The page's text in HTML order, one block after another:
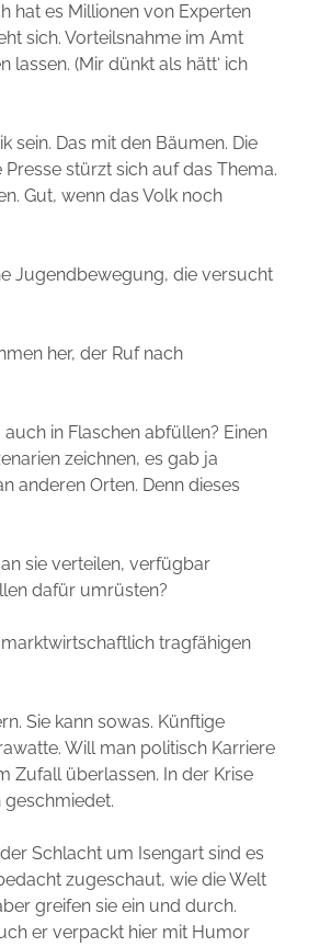
hat es Millionen von Experten
sich. Vorteilsnahme im Amt
(Mir dünkt als hätt‘ ich
sein. Das mit den Bäumen. Die
stürzt sich auf das Thema.
Gut, wenn das Volk noch
Jugendbewegung, die versucht
her, der Ruf nach
in Flaschen abfüllen? Einen
zeichnen, es gab ja
anderen Orten. Denn dieses
sie verteilen, verfügbar
dafür umrüsten?
tragfähigen
Sie kann sowas. Künftige
Will man politisch Karriere
Zufall überlassen. In der Krise
geschmiedet.
Schlacht um Isengart sind es
zugeschaut, wie die Welt
greifen sie ein und durch.
er verpackt hier mit Humor